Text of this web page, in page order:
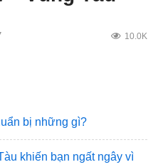
10.0K
bị những gì?
khiến bạn ngất ngây vì